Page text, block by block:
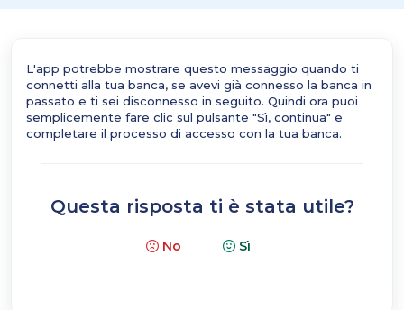
L'app potrebbe mostrare questo messaggio quando ti
connetti alla tua banca, se avevi già connesso la banca in
passato e ti sei disconnesso in seguito. Quindi ora puoi
semplicemente fare clic sul pulsante "Sì, continua" e
completare il processo di accesso con la tua banca.
Questa risposta ti è stata utile?
No Sì